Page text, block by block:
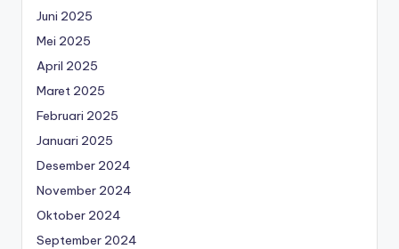
Juni 2025
Mei 2025
April 2025
Maret 2025
Februari 2025
Januari 2025
Desember 2024
November 2024
Oktober 2024
September 2024